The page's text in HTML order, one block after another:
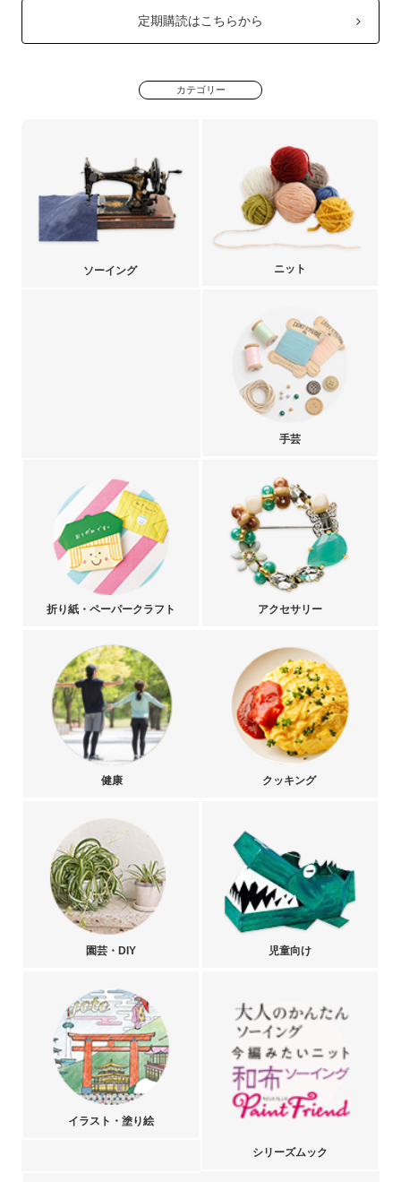
定期購読はこちらから
カテゴリー
ソーイング ニット
手芸
折り紙・ペーパークラフト アクセサリー
健康 クッキング
園芸・DIY 児童向け
イラスト・塗り絵
シリーズムック